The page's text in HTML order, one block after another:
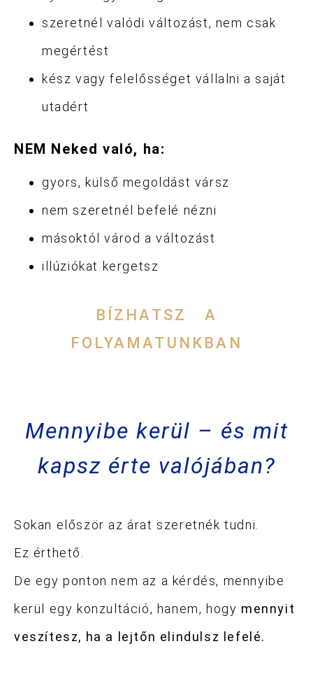
szeretnél valódi változást, nem csak
megértést
kész vagy felelősséget vállalni a saját
utadért
NEM Neked való, ha:
gyors, külső megoldást vársz
nem szeretnél befelé nézni
másoktól várod a változást
illúziókat kergetsz
BÍZHATSZ A
FOLYAMATUNKBAN
Mennyibe kerül – és mit
kapsz érte valójában?
Sokan először az árat szeretnék tudni.
Ez érthető.
De egy ponton nem az a kérdés, mennyibe
kerül egy konzultáció, hanem, hogy mennyit
veszítesz, ha a lejtőn elindulsz lefelé.